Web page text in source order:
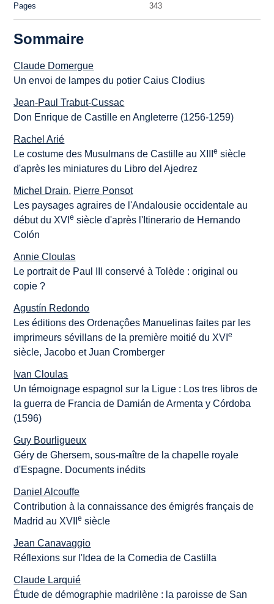
Pages 343
Sommaire
Claude Domergue
Un envoi de lampes du potier Caius Clodius
Jean-Paul Trabut-Cussac
Don Enrique de Castille en Angleterre (1256-1259)
Rachel Arié
Le costume des Musulmans de Castille au XIIIe siècle
d'après les miniatures du Libro del Ajedrez
Michel Drain, Pierre Ponsot
Les paysages agraires de l'Andalousie occidentale au
début du XVIe siècle d'après l'Itinerario de Hernando
Colón
Annie Cloulas
Le portrait de Paul III conservé à Tolède : original ou
copie ?
Agustín Redondo
Les éditions des Ordenaçôes Manuelinas faites par les
imprimeurs sévillans de la première moitié du XVIe
siècle, Jacobo et Juan Cromberger
Ivan Cloulas
Un témoignage espagnol sur la Ligue : Los tres libros de
la guerra de Francia de Damián de Armenta y Córdoba
(1596)
Guy Bourligueux
Géry de Ghersem, sous-maître de la chapelle royale
d'Espagne. Documents inédits
Daniel Alcouffe
Contribution à la connaissance des émigrés français de
Madrid au XVIIe siècle
Jean Canavaggio
Réflexions sur l'Idea de la Comedia de Castilla
Claude Larquié
Étude de démographie madrilène : la paroisse de San